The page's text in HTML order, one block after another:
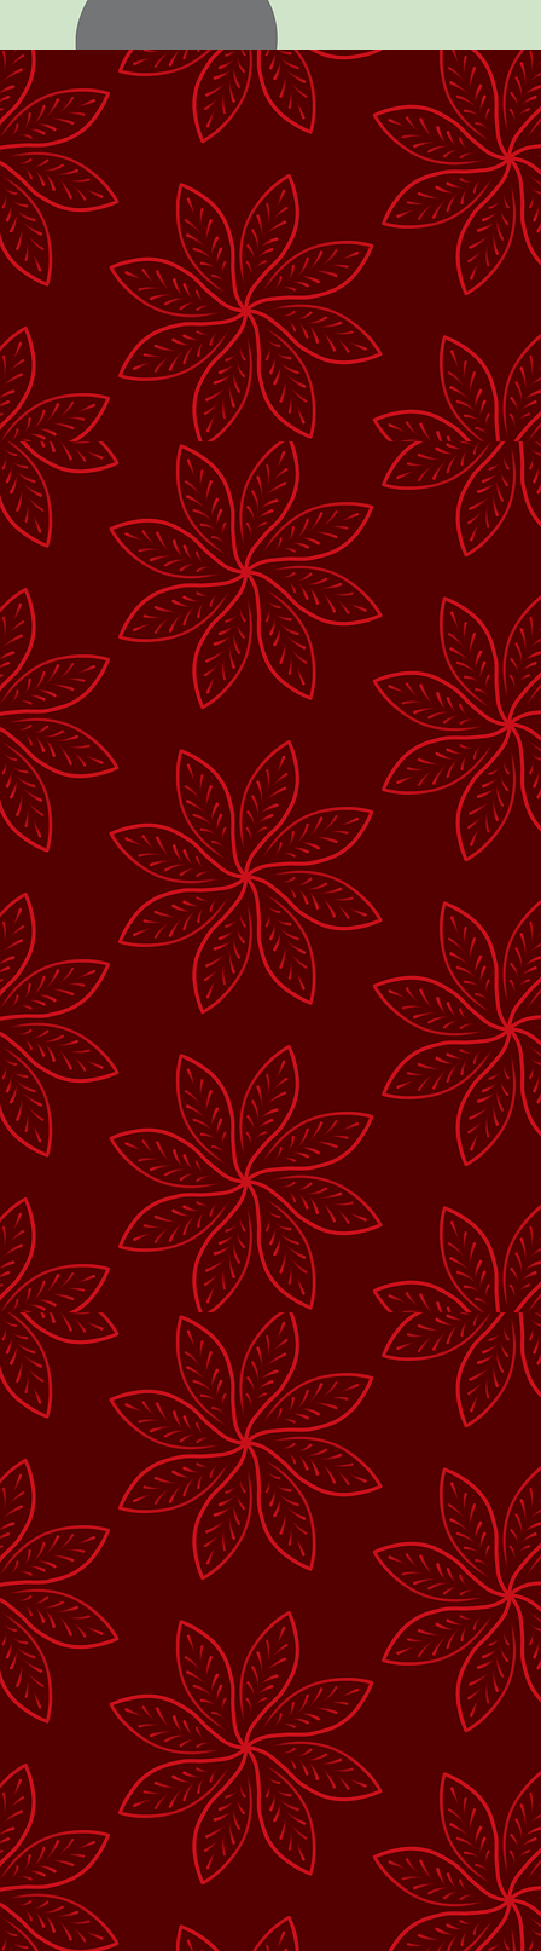
Vissza a tartalomhoz